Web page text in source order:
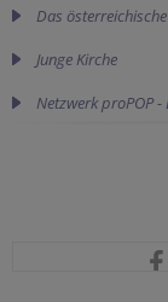
Das
Junge Kirche
Netzwerk proPOP